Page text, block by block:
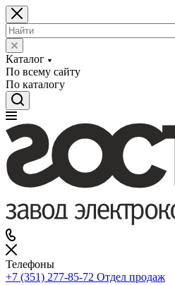
Каталог
По всему сайту
По каталогу
Телефоны
+7 (351) 277-85-72 Отдел продаж